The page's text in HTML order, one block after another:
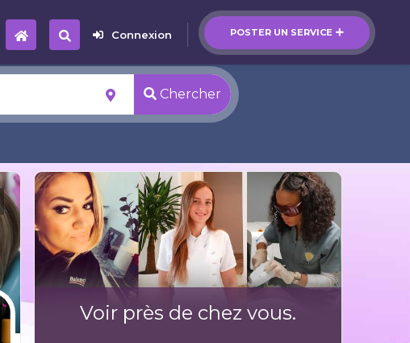
POSTER UN SERVICE
Connexion
Chercher
Voir près de chez vous.